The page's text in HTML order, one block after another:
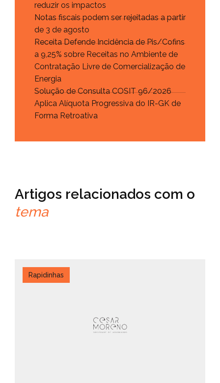
reduzir os impactos
Notas fiscais podem ser rejeitadas a partir
de 3 de agosto
Receita Defende Incidência de Pis/Cofins
a 9,25% sobre Receitas no Ambiente de
Contratação Livre de Comercialização de
Energia
Solução de Consulta COSIT 96/2026
Aplica Alíquota Progressiva do IR-GK de
Forma Retroativa
Artigos relacionados com o
tema
Rapidinhas